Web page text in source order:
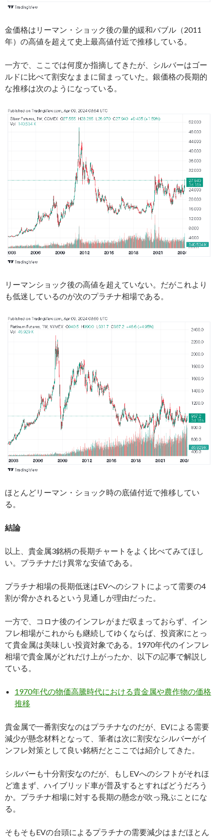
金価格はリーマン・ショック後の量的緩和バブル（2011
年）の高値を超えて史上最高値付近で推移している。
一方で、ここでは何度か指摘してきたが、シルバーはゴー
ルドに比べて割安なままに留まっていた。銀価格の長期的
な推移は次のようになっている。
リーマンショック後の高値を超えていない。だがこれより
も低迷しているのが次のプラチナ相場である。
ほとんどリーマン・ショック時の底値付近で推移してい
る。
結論
以上、貴金属3銘柄の長期チャートをよく比べてみてほし
い。プラチナだけ異常な安値である。
プラチナ相場の長期低迷はEVへのシフトによって需要の4
割が脅かされるという見通しが理由だった。
一方で、コロナ後のインフレがまだ収まっておらず、イン
フレ相場がこれからも継続してゆくならば、投資家にとっ
て貴金属は美味しい投資対象である。1970年代のインフレ
相場で貴金属がどれだけ上がったか、以下の記事で解説し
ている。
1970年代の物価高騰時代における貴金属や農作物の価格
推移
貴金属で一番割安なのはプラチナなのだが、EVによる需要
減少が懸念材料となって、筆者は次に割安なシルバーがイ
ンフレ対策として良い銘柄だとここでは紹介してきた。
シルバーも十分割安なのだが、もしEVへのシフトがそれほ
ど進まず、ハイブリッド車が普及するとすればどうだろう
か。プラチナ相場に対する長期の懸念が吹っ飛ぶことにな
る。
そもそもEVの台頭によるプラチナの需要減少はまだほとん